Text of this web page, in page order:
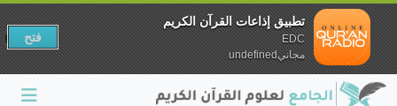
تطبيق إذاعات القرآن الكريم
EDC
مجانيundefined
فتح